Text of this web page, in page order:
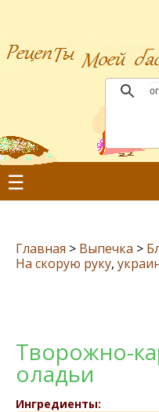
☰
Главная > Выпечка >
На скорую руку,
Творожно-
оладьи
Ингредиенты: